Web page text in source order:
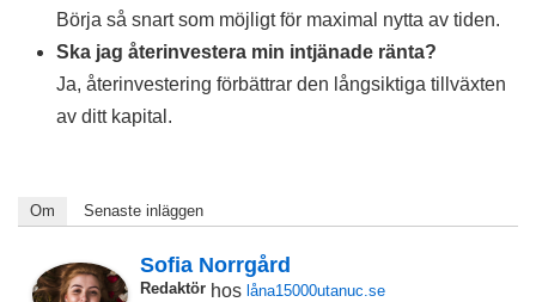
Börja så snart som möjligt för maximal nytta av tiden.
Ska jag återinvestera min intjänade ränta?
Ja, återinvestering förbättrar den långsiktiga tillväxten
av ditt kapital.
Om Senaste inläggen
Sofia Norrgård
Redaktör hos låna15000utanuc.se